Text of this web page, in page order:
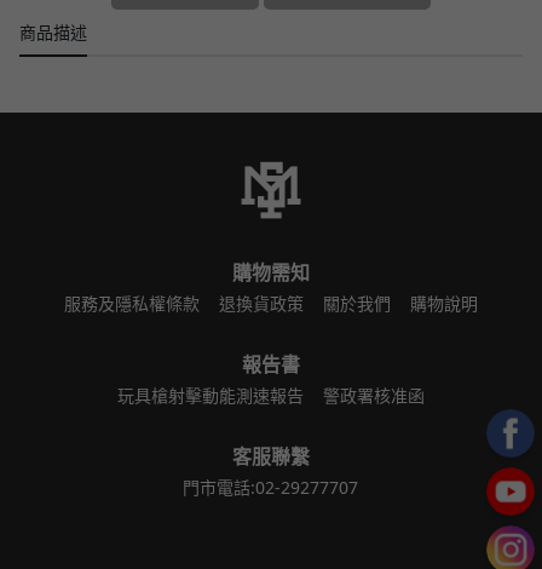
商品描述
購物需知
服務及隱私權條款 退換貨政策 關於我們 購物說明
報告書
玩具槍射擊動能測速報告 警政署核准函
客服聯繫
門市電話:02-29277707